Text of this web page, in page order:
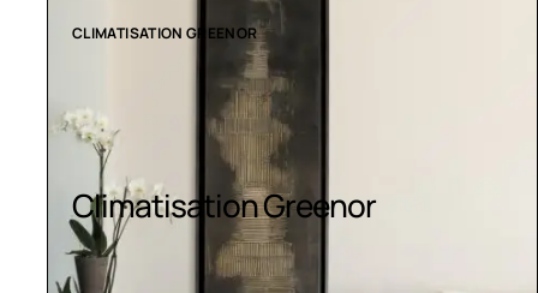
COLLECTION LT
Luminaires LED